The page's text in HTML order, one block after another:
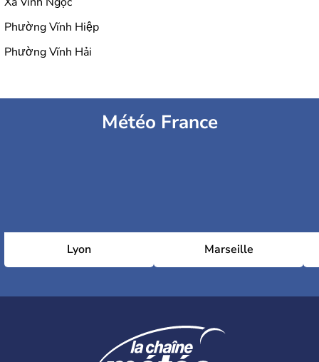
Phường Vĩnh Hiệp
Phường Vĩnh Hải
Météo France
Lyon Marseille